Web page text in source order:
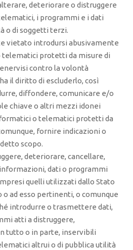
deteriorare o distruggere
i programmi e i dati
o di soggetti terzi.
vietato introdursi abusivamente
protetti da misure di
contro la volontà
il diritto di escluderlo, così
diffondere, comunicare e/o
chiave o altri mezzi idonei
o telematici protetti da
fornire indicazioni o
scopo.
deteriorare, cancellare,
dati o programmi
quelli utilizzati dallo Stato
ad esso pertinenti, o comunque
introdurre o trasmettere dati,
atti a distruggere,
tutto o in parte, inservibili
altrui o di pubblica utilità